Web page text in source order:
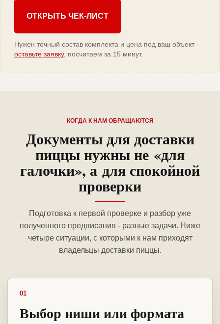
ОТКРЫТЬ ЧЕК-ЛИСТ
Нужен точный состав комплекта и цена под ваш объект -
оставьте заявку, посчитаем за 15 минут.
КОГДА К НАМ ОБРАЩАЮТСЯ
Документы для доставки
пиццы нужны не «для
галочки», а для спокойной
проверки
Подготовка к первой проверке и разбор уже
полученного предписания - разные задачи. Ниже
четыре ситуации, с которыми к нам приходят
владельцы доставки пиццы.
01
Выбор ниши или формата